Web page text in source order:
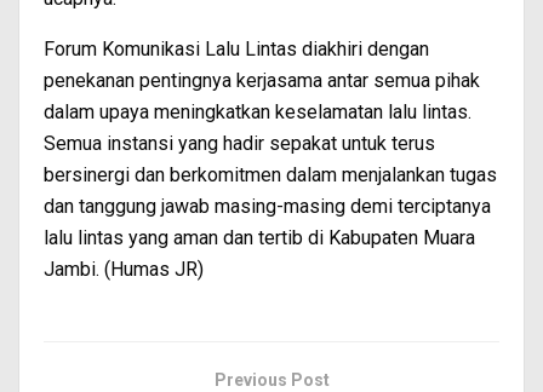
Forum Komunikasi Lalu Lintas diakhiri dengan
penekanan pentingnya kerjasama antar semua pihak
dalam upaya meningkatkan keselamatan lalu lintas.
Semua instansi yang hadir sepakat untuk terus
bersinergi dan berkomitmen dalam menjalankan tugas
dan tanggung jawab masing-masing demi terciptanya
lalu lintas yang aman dan tertib di Kabupaten Muara
Jambi. (Humas JR)
Previous Post